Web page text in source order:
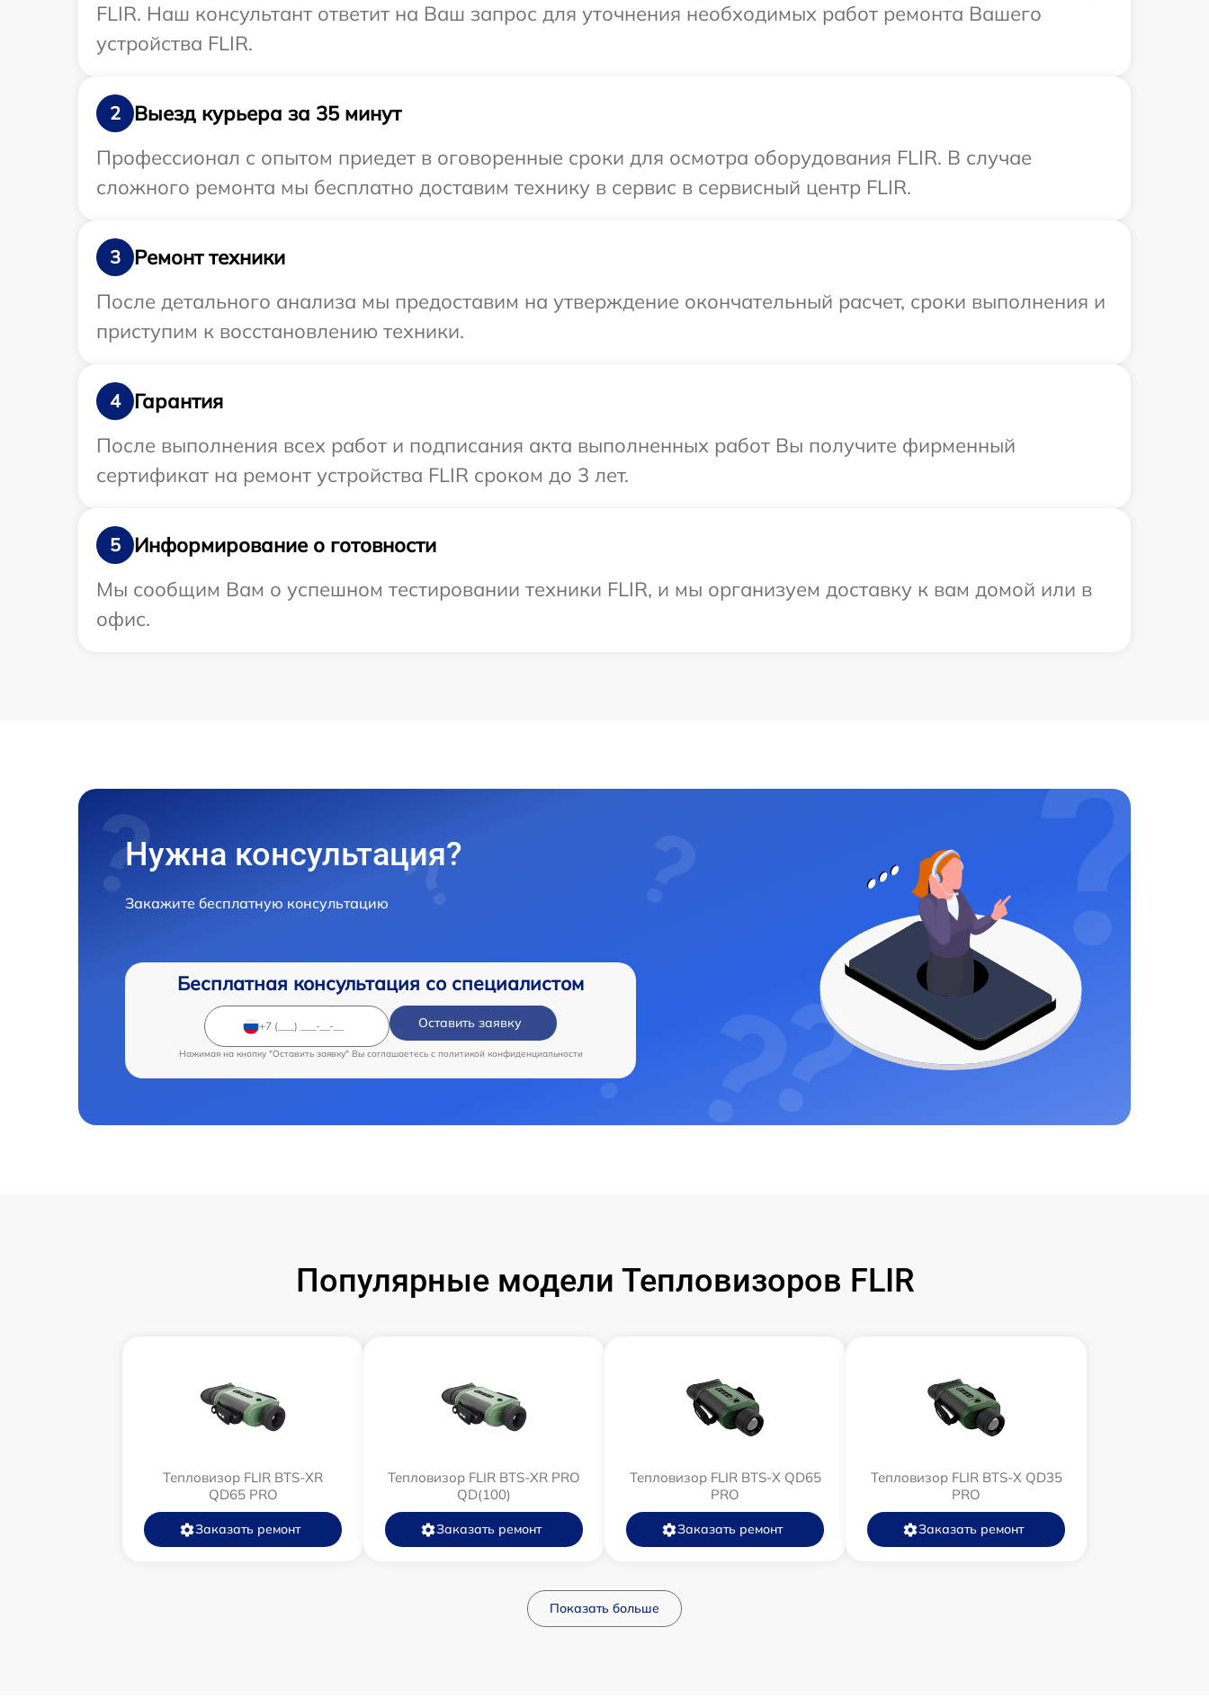
FLIR. Наш консультант ответит на Ваш запрос для уточнения необходимых работ ремонта Вашего
устройства FLIR.
2
Выезд курьера за 35 минут
Профессионал с опытом приедет в оговоренные сроки для осмотра оборудования FLIR. В случае
сложного ремонта мы бесплатно доставим технику в сервис в сервисный центр FLIR.
3
Ремонт техники
После детального анализа мы предоставим на утверждение окончательный расчет, сроки выполнения и
приступим к восстановлению техники.
4
Гарантия
После выполнения всех работ и подписания акта выполненных работ Вы получите фирменный
сертификат на ремонт устройства FLIR сроком до 3 лет.
5
Информирование о готовности
Мы сообщим Вам о успешном тестировании техники FLIR, и мы организуем доставку к вам домой или в
офис.
Нужна консультация?
Закажите бесплатную консультацию
Бесплатная консультация со специалистом
Оставить заявку
Нажимая на кнопку "Оставить заявку" Вы соглашаетесь c политикой конфиденциальности
Популярные модели Тепловизоров FLIR
Тепловизор FLIR BTS-XR
QD65 PRO
Заказать ремонт
Тепловизор FLIR BTS-XR PRO
QD(100)
Заказать ремонт
Тепловизор FLIR BTS-X QD65
PRO
Заказать ремонт
Тепловизор FLIR BTS-X QD35
PRO
Заказать ремонт
Показать больше